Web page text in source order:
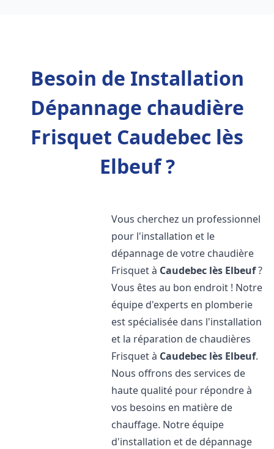
Besoin de Installation
Dépannage chaudière
Frisquet Caudebec lès
Elbeuf ?
Vous cherchez un professionnel
pour l'installation et le
dépannage de votre chaudière
Frisquet à Caudebec lès Elbeuf?
Vous êtes au bon endroit ! Notre
équipe d'experts en plomberie
est spécialisée dans l'installation
et la réparation de chaudières
Frisquet à Caudebec lès Elbeuf.
Nous offrons des services de
haute qualité pour répondre à
vos besoins en matière de
chauffage. Notre équipe
d'installation et de dépannage